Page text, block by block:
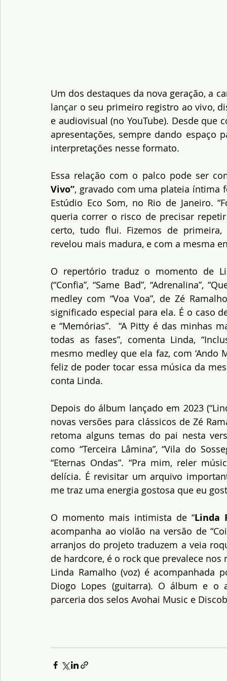
Um dos destaques da nova geração, a
lançar o seu primeiro registro ao vivo,
e audiovisual (no YouTube). Desde que
apresentações, sempre dando espaço
interpretações nesse formato.
Essa relação com o palco pode ser
Vivo”, gravado com uma plateia íntima
Estúdio Eco Som, no Rio de Janeiro.
queria correr o risco de precisar
certo, tudo flui. Fizemos de
revelou mais madura, e com a mesma
O repertório traduz o momento de
(“Confia”, “Same Bad”, “Adrenalina”,
medley com “Voa Voa”, de Zé
significado especial para ela. É o caso
e “Memórias”.  “A Pitty é das minhas
todas as fases”, comenta Linda,
mesmo medley que ela faz, com ‘Ando
feliz de poder tocar essa música da
conta Linda.
Depois do álbum lançado em 2023
novas versões para clássicos de Zé
retoma alguns temas do pai nesta
como “Terceira Lâmina”, “Vila do
“Eternas Ondas”. “Pra mim, reler
delícia. É revisitar um arquivo
me traz uma energia gostosa que eu
O momento mais intimista de “Linda
acompanha ao violão na versão de
arranjos do projeto traduzem a veia
de hardcore, é o rock que prevalece nos
Linda Ramalho (voz) é acompanhada
Diogo Lopes (guitarra). O álbum e o
parceria dos selos Avohai Music e